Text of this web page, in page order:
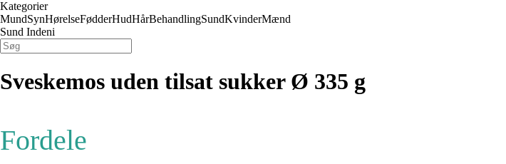
Kategorier
MundSynHørelseFødderHudHårBehandlingSundKvinderMænd
Sund Indeni
Sveskemos uden tilsat sukker Ø 335 g
Fordele